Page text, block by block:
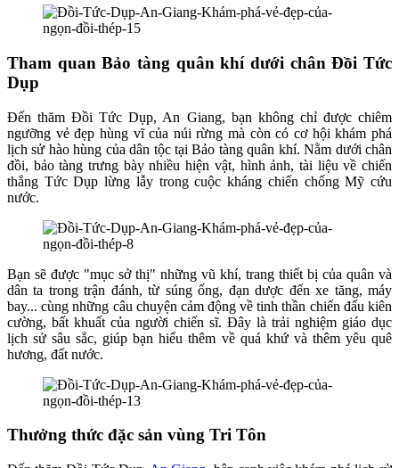
Tham quan Bảo tàng quân khí dưới chân Đồi Tức
Dụp
Đến thăm Đồi Tức Dụp, An Giang, bạn không chỉ được chiêm
ngưỡng vẻ đẹp hùng vĩ của núi rừng mà còn có cơ hội khám phá
lịch sử hào hùng của dân tộc tại Bảo tàng quân khí. Nằm dưới chân
đồi, bảo tàng trưng bày nhiều hiện vật, hình ảnh, tài liệu về chiến
thắng Tức Dụp lừng lẫy trong cuộc kháng chiến chống Mỹ cứu
nước.
Bạn sẽ được "mục sở thị" những vũ khí, trang thiết bị của quân và
dân ta trong trận đánh, từ súng ống, đạn dược đến xe tăng, máy
bay... cùng những câu chuyện cảm động về tinh thần chiến đấu kiên
cường, bất khuất của người chiến sĩ. Đây là trải nghiệm giáo dục
lịch sử sâu sắc, giúp bạn hiểu thêm về quá khứ và thêm yêu quê
hương, đất nước.
Thưởng thức đặc sản vùng Tri Tôn